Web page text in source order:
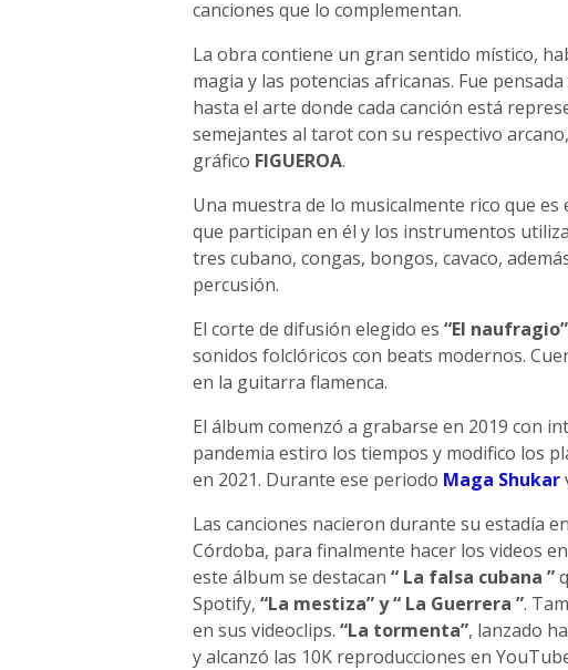
canciones que lo complementan.
La obra contiene un gran sentido místico,
magia y las potencias africanas. Fue
hasta el arte donde cada canción está
semejantes al tarot con su respectivo
gráfico FIGUEROA.
Una muestra de lo musicalmente rico que
que participan en él y los instrumentos
tres cubano, congas, bongos, cavaco,
percusión.
El corte de difusión elegido es “El naufragio”
sonidos folclóricos con beats modernos.
en la guitarra flamenca.
El álbum comenzó a grabarse en 2019 con
pandemia estiro los tiempos y modifico los
en 2021. Durante ese periodo Maga Shukar
Las canciones nacieron durante su estadía
Córdoba, para finalmente hacer los videos
este álbum se destacan “ La falsa cubana ”
Spotify, “La mestiza” y “ La Guerrera ”.
en sus videoclips. “La tormenta”, lanzado
y alcanzó las 10K reproducciones en